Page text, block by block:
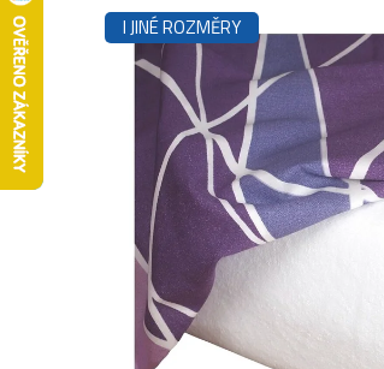
I JINÉ ROZMĚRY